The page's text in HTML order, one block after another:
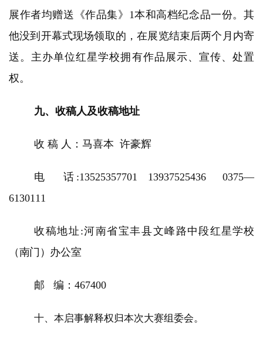
美
术
库
繁
百
展作者均赠送《作品集》1本和高档纪念品一份。其
他没到开幕式现场领取的，在展览结束后两个月内寄
送。主办单位红星学校拥有作品展示、宣传、处置
权。
九、收稿人及收稿地址
收 稿 人：马喜本 许豪辉
电 话:13525357701 13937525436 0375—
6130111
收稿地址:河南省宝丰县文峰路中段红星学校
（南门）办公室
邮 编：467400
十、本启事解释权归本次大赛组委会。